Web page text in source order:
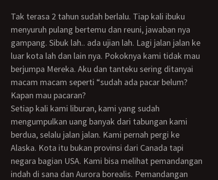
Tak terasa 2 tahun sudah berlalu. Tiap kali ibuku
menyuruh pulang bertemu dan reuni, jawaban nya
gampang. Sibuk lah.. ada ujian lah. Lagi jalan jalan ke
luar kota lah dan lain nya. Pokoknya kami tidak mau
berjumpa Mereka. Aku dan tanteku sering ditanyai
macam macam seperti “sudah ada pacar belum?
Kapan mau pacaran?
Setiap kali kami liburan, kami yang sudah
mengumpulkan uang banyak dari tabungan kami
berdua, selalu jalan jalan. Kami pernah pergi ke
Alaska. Kota itu bukan provinsi dari Canada tapi
negara bagian USA. Kami bisa melihat pemandangan
indah di sana dan Aurora borealis. Pemandangan